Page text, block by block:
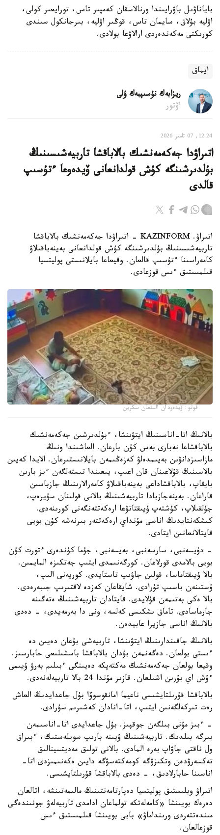
باياناۋىل باۋرايىندا ورنالاسقان كەمپىر تاس، تورايعىر كولى،
اۋليە بۇلاق، سايمان تاس، قوڭىر اۋليە، بىرجانكول سىندى
كورىكتى مەكەندەردى ارالاۋعا بولادى.
ايماق
ريزابەك نۇسىپبەك ۇلى
اۆتور
12:24, 07 تامىز 2026
اتىراۋدا جەكەمەنشىك بالاباقشا تاربيەشىسىنىڭ
بۇلدىرشىنگە كۇش قولدانعانى ۆيدەوعا ءتۇسىپ
قالدى
اتىراۋ. KAZINFORM - اتىراۋدا جەكەمەنشىك بالاباقشا
تاربيەشىسىنىڭ بۇلدىرشىنگە كۇش قولدانعانى بەينەباقىلاۋ
كامەراسىنا ءتۇسىپ قالعان. وقيعاعا بايلانىستى پوليتسيا
قىلمىستىق ءىس قوزعادى.
فوتو: ۆيدەودان الىنعان سكرين
بالانىڭ اتا-اناسىنىڭ ايتۋىنشا، ءبۇلدىرشىن جەكەمەنشىك
بالاباقشاعا نەبارى بەس كۇن بارعان. العاشىندا ونىڭ
مازاسىزدانۋىن بەيىمدەلۋ كەزەڭىمەن بايلانىستىرعان. الايدا كەيىن
بالاسىنىڭ قۇلاعىنان قان اعىپ، يىعىندا تىستەلگەن ءىز بارىن
بايقاپ، بالاباقشاداعى بەينەباقىلاۋ كامەرالارىنىڭ جازباسىن
قاراعان. بەينەجازبادا تاربيەشىنىڭ بالانى قولىنان سۇيرەپ،
جۇلقىلاپ، كۇشتەپ ۇيىقتاتۋعا ارەكەتتەنگەنى كورىنەدى.
كىشكەنتايدىڭ اناسى مۇنداي ارەكەتتەر بىرنەشە كۇن بويى
قايتالانعانىن ايتادى.
- دۇيسەنبى، سارسەنبى، بەيسەنبى، جۇما كۇندەرى ءتورت كۇن
بويى بالامدى قورلاعان. كورگەنىمدى ايتىپ جەتكىزە المايمىن.
بالا ۇيىقتاماسا، قولىن جاۋىپ تاستايدى. كورپەنى الىپ،
ۇستىنەن باسىپ تۇرادى. شايقاعان كەزدە لاقتىرىپ جىبەرەدى.
بالا ەكى بەتىمەن قۇلايدى. قايتادان تاربيەشىنىڭ ەتەگىنە
جارماسادى. تاماق ىشكىسى كەلسە، ونى دا بەرمەيدى، - دەدى
بالانىڭ اناسى جازيرا عابيدەن.
بالانىڭ جاقىندارىنىڭ ايتۋىنشا، تاربيەشى بۇعان دەيىن دە
ءىستى بولعان. دەگەنمەن بۇدان بالاباقشا باسشىلىعى حابارسىز.
وقيعا بولعان جەكەمەنشىك مەكتەپكە دەيىنگى ءبىلىم بەرۋ ۇيىمى
ءۇش اي بۇرىن اشىلعان. قازىر مۇندا 24 بالا تاربيەلەنەدى.
بالاباقشا قۇرىلتايشىسى ناعيما امانقوسوۆا بۇل جاعدايدىڭ العاش
رەت تىركەلگەنىن ايتىپ، اتا-انادان كەشىرىم سۇرادى.
- ءبىز مۇنى بىلگەن جوقپىز. بۇل جاعدايدى اتا-اناسىمەن
بىرگە بىلدىك. تاربيەشىنىڭ ۇيىنە بارىپ سويلەستىك، ءبىراق
ول ناقتى جاۋاپ بەرە المادى. بالانى تولىق مەديتسينالىق
تەكسەرۋدەن وتكىزۋگە كومەكتەسۋگە دايىن ەكەنىمىزدى اتا-
اناسىنا حابارلادىق، - دەدى بالاباقشا قۇرىلتايشىسى.
اتىراۋ وبلىستىق پوليتسيا دەپارتامەنتىنىڭ مالىمەتىنشە، اتالعان
دەرەك بويىنشا «كامەلەتكە تولماعان ادامدى تاربيەلەۋ جونىندەگى
مىندەتتەردى ورىنداماۋ» بابى بويىنشا قىلمىستىق ءىس
قوزعالعان.